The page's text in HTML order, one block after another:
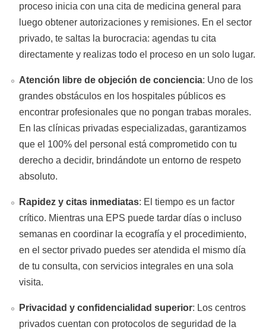
proceso inicia con una cita de medicina general para
luego obtener autorizaciones y remisiones. En el sector
privado, te saltas la burocracia: agendas tu cita
directamente y realizas todo el proceso en un solo lugar.
Atención libre de objeción de conciencia: Uno de los
grandes obstáculos en los hospitales públicos es
encontrar profesionales que no pongan trabas morales.
En las clínicas privadas especializadas, garantizamos
que el 100% del personal está comprometido con tu
derecho a decidir, brindándote un entorno de respeto
absoluto.
Rapidez y citas inmediatas: El tiempo es un factor
crítico. Mientras una EPS puede tardar días o incluso
semanas en coordinar la ecografía y el procedimiento,
en el sector privado puedes ser atendida el mismo día
de tu consulta, con servicios integrales en una sola
visita.
Privacidad y confidencialidad superior: Los centros
privados cuentan con protocolos de seguridad de la